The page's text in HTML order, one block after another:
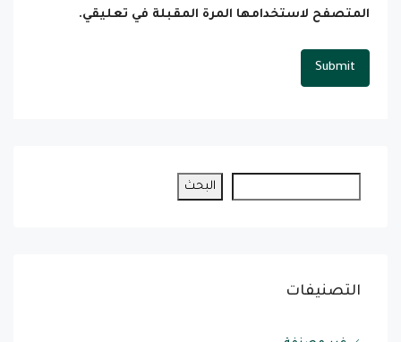
المتصفح لاستخدامها المرة المقبلة في تعليقي.
البحث
التصنيفات